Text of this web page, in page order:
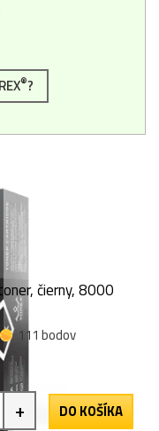
®?
čierny, 8000
111 bodov
+ DO KOŠÍKA